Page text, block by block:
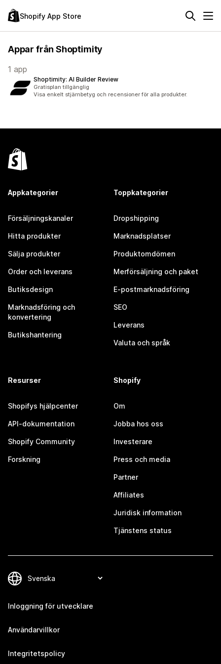
Shopify App Store
Appar från Shoptimity
1 app
Shoptimity: AI Builder Review
Gratisplan tillgänglig
Visa enkelt stjärnbetyg och recensioner för alla produkter.
Appkategorier
Försäljningskanaler
Hitta produkter
Sälja produkter
Order och leverans
Butiksdesign
Marknadsföring och
konvertering
Butikshantering
Toppkategorier
Dropshipping
Marknadsplatser
Produktomdömen
Merförsäljning och paket
E-postmarknadsföring
SEO
Leverans
Valuta och språk
Resurser
Shopifys hjälpcenter
API-dokumentation
Shopify Community
Forskning
Shopify
Om
Jobba hos oss
Investerare
Press och media
Partner
Affiliates
Juridisk information
Tjänstens status
Inloggning för utvecklare
Användarvillkor
Integritetspolicy